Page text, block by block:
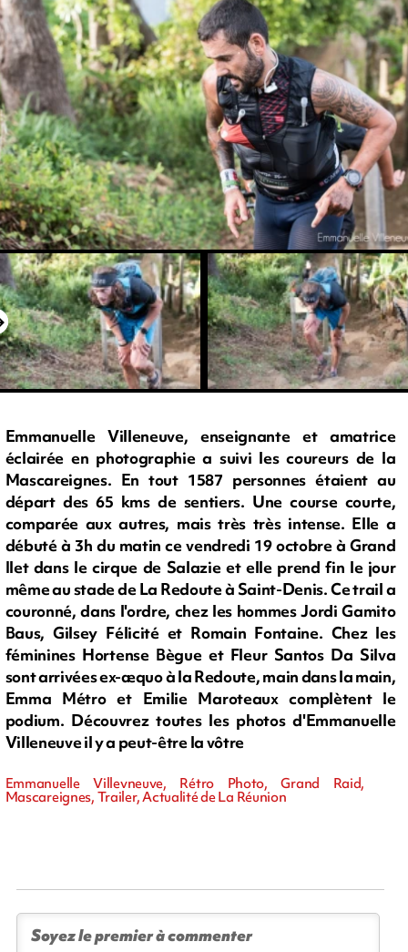
Emmanuelle Villeneuve, enseignante et amatrice
éclairée en photographie a suivi les coureurs de la
Mascareignes. En tout 1587 personnes étaient au
départ des 65 kms de sentiers. Une course courte,
comparée aux autres, mais très très intense. Elle a
débuté à 3h du matin ce vendredi 19 octobre à Grand
Ilet dans le cirque de Salazie et elle prend fin le jour
même au stade de La Redoute à Saint-Denis. Ce trail a
couronné, dans l'ordre, chez les hommes Jordi Gamito
Baus, Gilsey Félicité et Romain Fontaine. Chez les
féminines Hortense Bègue et Fleur Santos Da Silva
sont arrivées ex-æquo à la Redoute, main dans la main,
Emma Métro et Emilie Maroteaux complètent le
podium. Découvrez toutes les photos d'Emmanuelle
Villeneuve il y a peut-être la vôtre
Emmanuelle Villevneuve, Rétro Photo, Grand Raid,
Mascareignes, Trailer, Actualité de La Réunion